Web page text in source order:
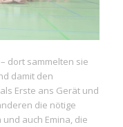
dort sammelten sie
damit den
Erste ans Gerät und
die nötige
auch Emina, die